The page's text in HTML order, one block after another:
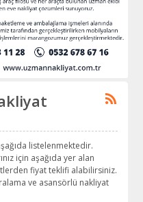
listelenmektedir.
için aşağıda yer alan
fiyat teklifi alabilirsiniz.
ve asansörlü nakliyat